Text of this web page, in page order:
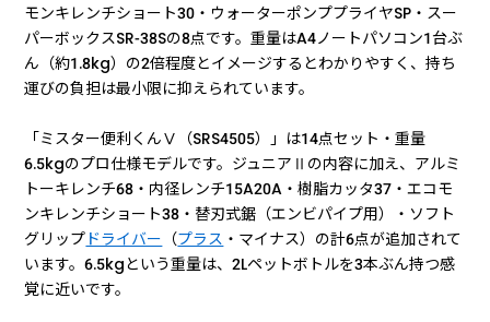
モンキレンチショート30・ウォーターポンププライヤSP・スー
パーボックスSR-38Sの8点です。重量はA4ノートパソコン1台ぶ
ん（約1.8kg）の2倍程度とイメージするとわかりやすく、持ち
運びの負担は最小限に抑えられています。
「ミスター便利くんⅤ（SRS4505）」は14点セット・重量
6.5kgのプロ仕様モデルです。ジュニアⅡの内容に加え、アルミ
トーキレンチ68・内径レンチ15A20A・樹脂カッタ37・エコモ
ンキレンチショート38・替刃式鋸（エンビパイプ用）・ソフト
グリップ ドライバー （プラス ・マイナス）の計6点が追加されて
います。6.5kgという重量は、2Lペットボトルを3本ぶん持つ感
覚に近いです。